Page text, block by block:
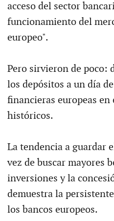
acceso del sector
funcionamiento del
europeo".
Pero sirvieron de poco:
los depósitos a un día
financieras europeas en
históricos.
La tendencia a guardar
vez de buscar mayores
inversiones y la
demuestra la
los bancos europeos.